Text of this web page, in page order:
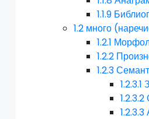
1.1.9
1.2 много
1.2.1
1.2.2
1.2.3
1.2.3.1
1.2.3.2
1.2.3.3